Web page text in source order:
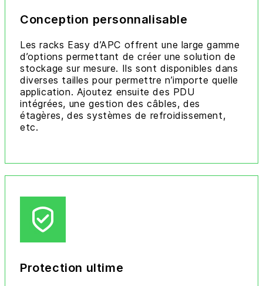
Conception personnalisable
Les racks Easy d’APC offrent une large gamme
d’options permettant de créer une solution de
stockage sur mesure. Ils sont disponibles dans
diverses tailles pour permettre n’importe quelle
application. Ajoutez ensuite des PDU
intégrées, une gestion des câbles, des
étagères, des systèmes de refroidissement,
etc.
Protection ultime